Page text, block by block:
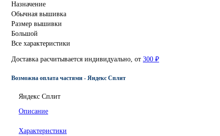
Назначение
Обычная вышивка
Размер вышивки
Большой
Все характеристики
Доставка расчитывается индивидуально, от 300 ₽
Возможна оплата частями - Яндекс Сплит
Яндекс Сплит
Описание
Характеристики